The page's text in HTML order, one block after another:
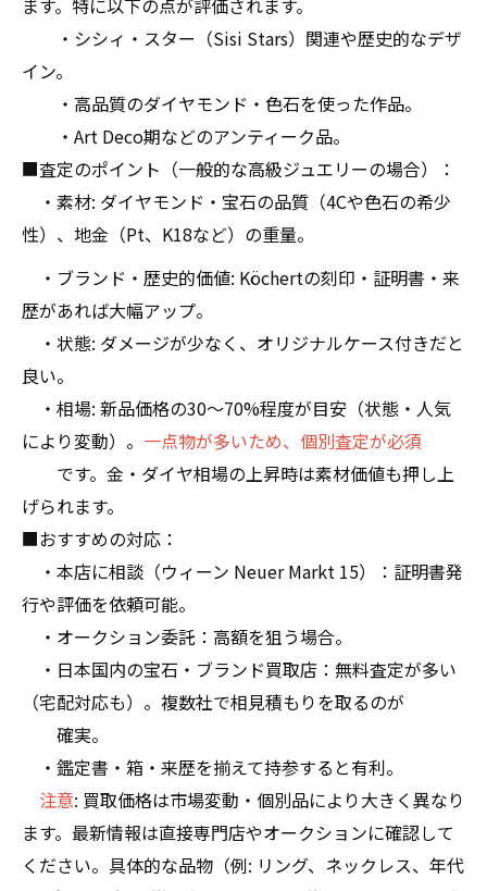
ます。特に以下の点が評価されます。
・シシィ・スター（Sisi Stars）関連や歴史的なデザ
イン。
・高品質のダイヤモンド・色石を使った作品。
・Art Deco期などのアンティーク品。
■査定のポイント（一般的な高級ジュエリーの場合）：
・素材: ダイヤモンド・宝石の品質（4Cや色石の希少
性）、地金（Pt、K18など）の重量。
・ブランド・歴史的価値: Köchertの刻印・証明書・来
歴があれば大幅アップ。
・状態: ダメージが少なく、オリジナルケース付きだと
良い。
・相場: 新品価格の30〜70%程度が目安（状態・人気
により変動）。 一点物が多いため、個別査定が必須
です。金・ダイヤ相場の上昇時は素材価値も押し上
げられます。
■おすすめの対応：
・本店に相談（ウィーン Neuer Markt 15）：証明書発
行や評価を依頼可能。
・オークション委託：高額を狙う場合。
・日本国内の宝石・ブランド買取店：無料査定が多い
（宅配対応も）。複数社で相見積もりを取るのが
確実。
・鑑定書・箱・来歴を揃えて持参すると有利。
注意: 買取価格は市場変動・個別品により大きく異なり
ます。最新情報は直接専門店やオークションに確認して
ください。具体的な品物（例: リング、ネックレス、年代